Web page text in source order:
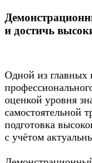
и достичь
Одной из главных
оценкой уровня
самостоятельной
подготовка
с учётом